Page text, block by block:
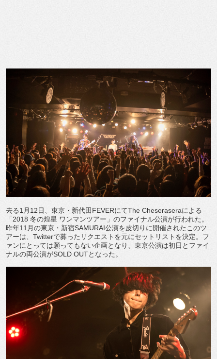
去る1月12日、東京・新代田FEVERにてThe Cheseraseraによる
「2018 冬の煌星 ワンマンツアー」のファイナル公演が行われた。
昨年11月の東京・新宿SAMURAI公演を皮切りに開催されたこのツ
アーは、Twitterで募ったリクエストを元にセットリストを決定。フ
ァンにとっては願ってもない企画となり、東京公演は初日とファイ
ナルの両公演がSOLD OUTとなった。